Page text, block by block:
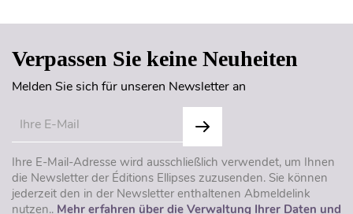
Verpassen Sie keine Neuheiten
Melden Sie sich für unseren Newsletter an
Ihre E-Mail-Adresse wird ausschließlich verwendet, um Ihnen
die Newsletter der Éditions Ellipses zuzusenden. Sie können
jederzeit den in der Newsletter enthaltenen Abmeldelink
nutzen.. Mehr erfahren über die Verwaltung Ihrer Daten und